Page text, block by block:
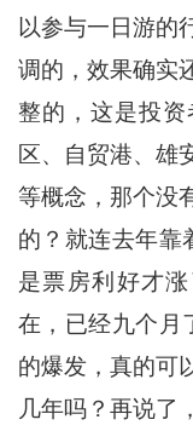
以参与一日游的
调的，效果确实
整的，这是投
区、自贸港、雄
等概念，那个没
的？就连去年靠
是票房利好才
在，已经九个月
的爆发，真的可
几年吗？再说了